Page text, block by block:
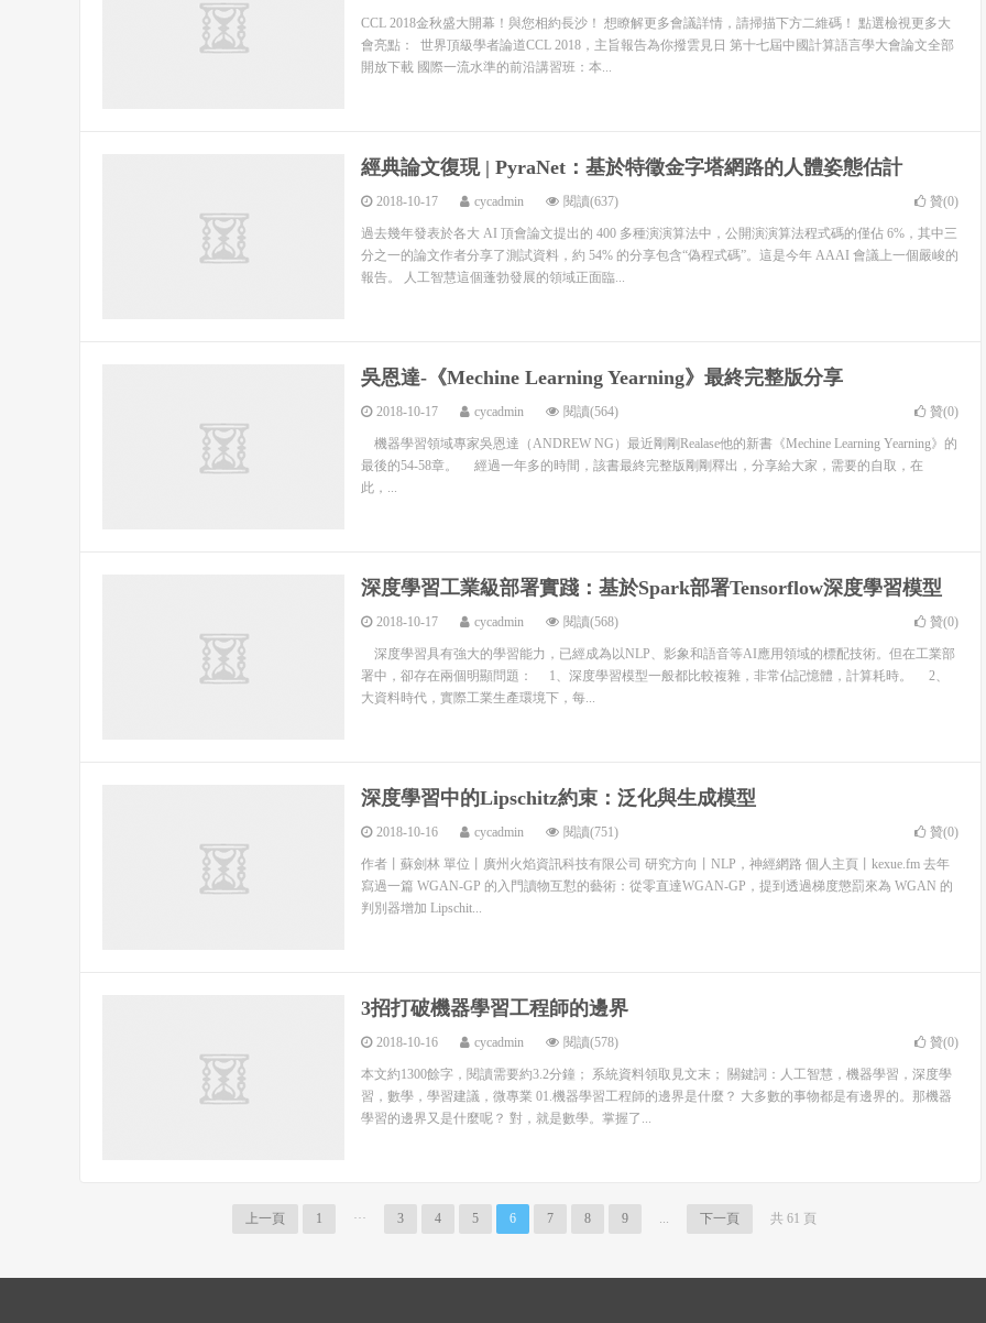
CCL 2018金秋盛大開幕！與您相約長沙！ 想瞭解更多會議詳情，請掃描下方二維碼！ 點選檢視更多大
會亮點： 世界頂級學者論道CCL 2018，主旨報告為你撥雲見日 第十七屆中國計算語言學大會論文全部
開放下載 國際一流水準的前沿講習班：本...
經典論文復現 | PyraNet：基於特徵金字塔網路的人體姿態估計
2018-10-17 cycadmin 閱讀(637) 贊(0)
過去幾年發表於各大 AI 頂會論文提出的 400 多種演演算法中，公開演演算法程式碼的僅佔 6%，其中三
分之一的論文作者分享了測試資料，約 54% 的分享包含“偽程式碼”。這是今年 AAAI 會議上一個嚴峻的
報告。 人工智慧這個蓬勃發展的領域正面臨...
吳恩達-《Mechine Learning Yearning》最終完整版分享
2018-10-17 cycadmin 閱讀(564) 贊(0)
機器學習領域專家吳恩達（ANDREW NG）最近剛剛Realase他的新書《Mechine Learning Yearning》的
最後的54-58章。 經過一年多的時間，該書最終完整版剛剛釋出，分享給大家，需要的自取，在
此，...
深度學習工業級部署實踐：基於Spark部署Tensorflow深度學習模型
2018-10-17 cycadmin 閱讀(568) 贊(0)
深度學習具有強大的學習能力，已經成為以NLP、影象和語音等AI應用領域的標配技術。但在工業部
署中，卻存在兩個明顯問題： 1、深度學習模型一般都比較複雜，非常佔記憶體，計算耗時。 2、
大資料時代，實際工業生產環境下，每...
深度學習中的Lipschitz約束：泛化與生成模型
2018-10-16 cycadmin 閱讀(751) 贊(0)
作者丨蘇劍林 單位丨廣州火焰資訊科技有限公司 研究方向丨NLP，神經網路 個人主頁丨kexue.fm 去年
寫過一篇 WGAN-GP 的入門讀物互懟的藝術：從零直達WGAN-GP，提到透過梯度懲罰來為 WGAN 的
判別器增加 Lipschit...
3招打破機器學習工程師的邊界
2018-10-16 cycadmin 閱讀(578) 贊(0)
本文約1300餘字，閱讀需要約3.2分鐘； 系統資料領取見文末； 關鍵詞：人工智慧，機器學習，深度學
習，數學，學習建議，微專業 01.機器學習工程師的邊界是什麼？ 大多數的事物都是有邊界的。那機器
學習的邊界又是什麼呢？ 對，就是數學。掌握了...
上一頁 1 ··· 3 4 5 6 7 8 9 ... 下一頁 共 61 頁